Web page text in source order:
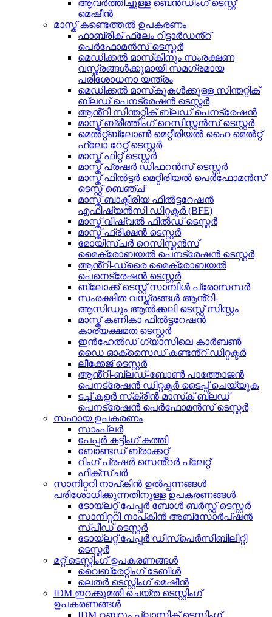
ആവർത്തിച്ചുള്ള ബെൻഡിംഗ് ടെസ്റ്റ്
മെഷീൻ
മാസ്ക് കണ്ടെത്തൽ ഉപകരണം
ഫാബ്രിക് ഫ്ലേം റിട്ടാർഡൻ്റ്
പെർഫോമൻസ് ടെസ്റ്റർ
മെഡിക്കൽ മാസ്‌കിനും സംരക്ഷണ
വസ്ത്രങ്ങൾക്കുമായി സമഗ്രമായ
പരിശോധനാ യന്ത്രം
മെഡിക്കൽ മാസ്‌കുകൾക്കുള്ള സിന്തറ്റിക്
ബ്ലഡ് പെനട്രേഷൻ ടെസ്റ്റർ
ആൻ്റി സിന്തറ്റിക് ബ്ലഡ് പെനട്രേഷൻ
മാസ്ക് ബ്രീത്തിംഗ് റെസിസ്റ്റൻസ് ടെസ്റ്റർ
മെൽറ്റ്ബ്ലോൺ മെറ്റീരിയൽ ഹൈ മെൽറ്റ്
ഫ്ലോ റേറ്റ് ടെസ്റ്റർ
മാസ്ക് ഫിറ്റ് ടെസ്റ്റർ
മാസ്ക് പ്രഷർ ഡിഫറൻസ് ടെസ്റ്റർ
മാസ്ക് ഫിൽട്ടർ മെറ്റീരിയൽ പെർഫോമൻസ്
ടെസ്റ്റ് ബെഞ്ച്
മാസ്ക് ബാക്ടീരിയ ഫിൽട്ടറേഷൻ
എഫിഷ്യൻസി ഡിറ്റക്ടർ (BFE)
മാസ്ക് വിഷ്വൽ ഫീൽഡ് ടെസ്റ്റർ
മാസ്ക് ഫ്രിക്ഷൻ ടെസ്റ്റർ
മോയിസ്ചർ റെസിസ്റ്റൻസ്
മൈക്രോബയൽ പെനട്രേഷൻ ടെസ്റ്റർ
ആൻ്റി-ഡ്രൈ മൈക്രോബയൽ
പെനെട്രേഷൻ ടെസ്റ്റർ
ബ്ലോക്ക് ടെസ്റ്റ് സാമ്പിൾ പ്രോസസർ
സംരക്ഷിത വസ്ത്രങ്ങൾ ആൻ്റി-
ആസിഡും ആൽക്കലി ടെസ്റ്റ് സിസ്റ്റം
മാസ്ക് കണികാ ഫിൽട്ടറേഷൻ
കാര്യക്ഷമത ടെസ്റ്റർ
ഇൻഹേൽഡ് ഗ്യാസിലെ കാർബൺ
ഡൈ ഓക്സൈഡ് കണ്ടൻ്റ് ഡിറ്റക്ടർ
ലീക്കേജ് ടെസ്റ്റർ
ആൻ്റി-ബ്ലഡ്-ബോൺ പാത്തോജൻ
പെനട്രേഷൻ ഡിറ്റക്ടർ ടൈപ്പ് ചെയ്യുക
ടച്ച് കളർ സ്‌ക്രീൻ മാസ്‌ക് ബ്ലഡ്
പെനട്രേഷൻ പെർഫോമൻസ് ടെസ്റ്റർ
സഹായ ഉപകരണം
സാംപ്ലർ
പേപ്പർ കട്ടിംഗ് കത്തി
ബോണ്ടഡ് ബ്രാക്കറ്റ്
റിംഗ് പ്രഷർ സെൻ്റർ പ്ലേറ്റ്
ഫിക്സ്ചർ
സാനിറ്ററി നാപ്കിൻ ഉൽപ്പന്നങ്ങൾ
പരിശോധിക്കുന്നതിനുള്ള ഉപകരണങ്ങൾ
ടോയ്‌ലറ്റ് പേപ്പർ ബോൾ ബർസ്റ്റ് ടെസ്റ്റർ
സാനിറ്ററി നാപ്കിൻ അബ്സോർപ്ഷൻ
സ്പീഡ് ടെസ്റ്റർ
ടോയ്‌ലറ്റ് പേപ്പർ ഡിസ്‌പെർസിബിലിറ്റി
ടെസ്റ്റർ
മറ്റ് ടെസ്റ്റിംഗ് ഉപകരണങ്ങൾ
വൈബ്രേറ്റിംഗ് ടേബിൾ
ലെതർ ടെസ്റ്റിംഗ് മെഷീൻ
IDM ഇറക്കുമതി ചെയ്ത ടെസ്റ്റിംഗ്
ഉപകരണങ്ങൾ
IDM റബ്ബറും പ്ലാസ്റ്റിക് ടെസ്റ്റിംഗ്